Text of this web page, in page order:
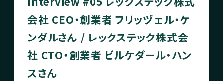
会社 CEO・創業者 フリッヅェル・ケ
ンダルさん / レックステック株式会
社 CTO・創業者 ビルケダール・ハン
スさん